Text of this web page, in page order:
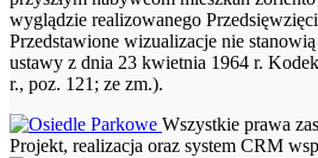
wyglądzie realizowanego
Przedstawione wizualizacje nie
ustawy z dnia 23 kwietnia 1964 r.
r., poz. 121; ze zm.).
Wszystkie prawa
Projekt, realizacja oraz system CRM